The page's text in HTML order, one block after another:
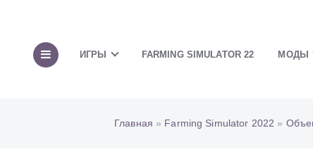
ИГРЫ FARMING SIMULATOR 22 МОДЫ
Главная » Farming Simulator 2022 »